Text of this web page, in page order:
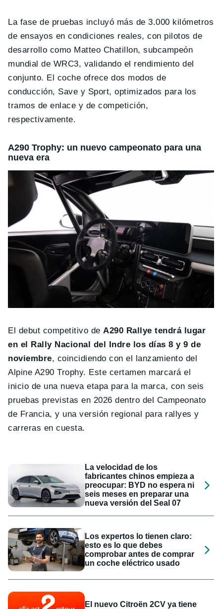
La fase de pruebas incluyó más de 3.000 kilómetros
de ensayos en condiciones reales, con pilotos de
desarrollo como Matteo Chatillon, subcampeón
mundial de WRC3, validando el rendimiento del
conjunto. El coche ofrece dos modos de
conducción, Save y Sport, optimizados para los
tramos de enlace y de competición,
respectivamente.
A290 Trophy: un nuevo campeonato para una
nueva era
El debut competitivo deA290 Rallye tendrá lugar
en el Rally Nacional del Indre los días 8 y 9 de
noviembre, coincidiendo con el lanzamiento del
Alpine A290 Trophy. Este certamen marcará el
inicio de una nueva etapa para la marca, con seis
pruebas previstas en 2026 dentro del Campeonato
de Francia, y una versión regional para rallyes y
carreras en cuesta.
La velocidad de los
fabricantes chinos empieza a
preocupar: BYD no espera ni
seis meses en preparar una
nueva versión del Seal 07
Los expertos lo tienen claro:
esto es lo que debes
comprobar antes de comprar
un coche eléctrico usado
El nuevo Citroën 2CV ya tiene